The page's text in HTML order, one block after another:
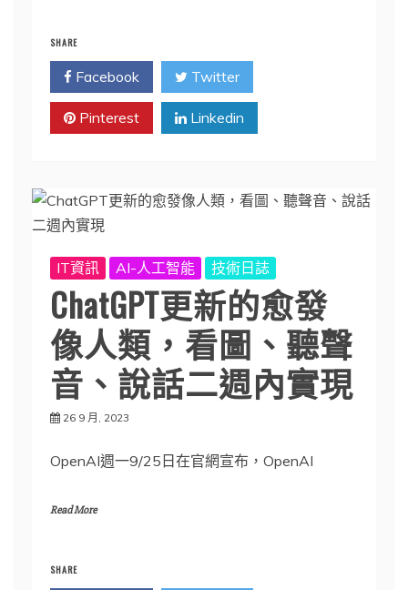
SHARE
Facebook Twitter
Pinterest Linkedin
IT資訊 AI-人工智能 技術日誌
ChatGPT更新的愈發
像人類，看圖、聽聲
音、說話二週內實現
26 9 月, 2023
OpenAI週一9/25日在官網宣布，OpenAI
Read More
SHARE